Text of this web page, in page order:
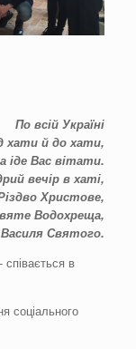
По всій Україні
хати й до хати,
іде Вас вітати.
вечір в хаті,
Христове,
Водохреща,
Святого.
в
соціального